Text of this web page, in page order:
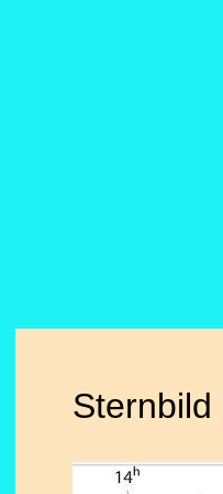
Sternbild